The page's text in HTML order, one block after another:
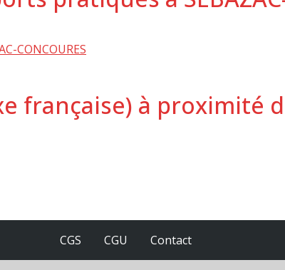
CONCOURES
française) à proximité
CGS CGU Contact